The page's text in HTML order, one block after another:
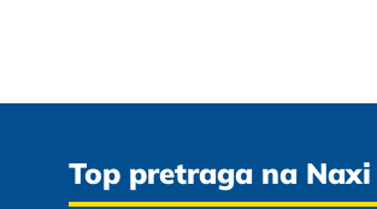
Top pretraga na